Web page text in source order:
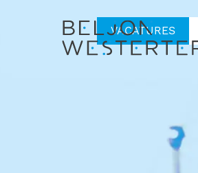
VACATURES